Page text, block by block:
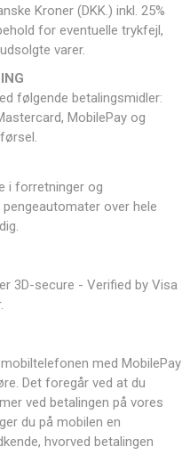
Kroner (DKK.) inkl. 25%
for eventuelle trykfejl,
varer.
følgende betalingsmidler:
MobilePay og
i forretninger og
over hele
3D-secure - Verified by Visa
med MobilePay
Det foregår ved at du
ved betalingen på vores
du på mobilen en
hvorved betalingen